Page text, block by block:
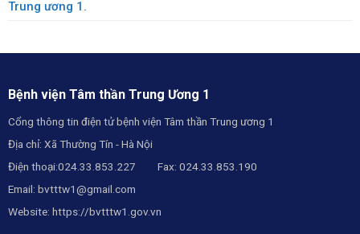
Trung ương 1.
Bệnh viện Tâm thần Trung Ương 1
Cổng thông tin điện tử bệnh viện Tâm thần Trung ương 1
Địa chỉ: Xã Thường Tín - Hà Nội
Điện thoại:024.33.853.227 Fax: 024.33.853.190
Email: bvtttw1@gmail.com
Website: https://bvtttw1.gov.vn